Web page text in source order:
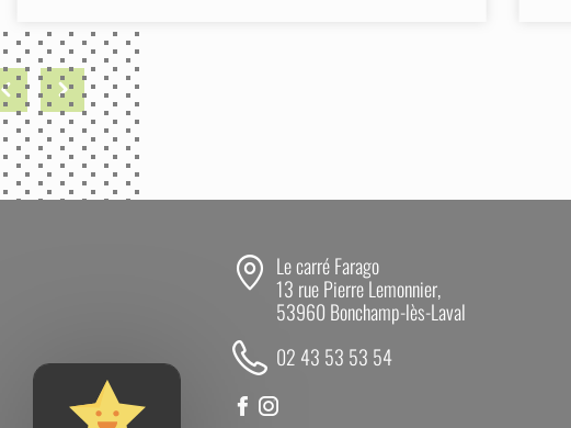
Next
Le carré Farago
13 rue Pierre Lemonnier,
53960 Bonchamp-lès-Laval
02 43 53 53 54